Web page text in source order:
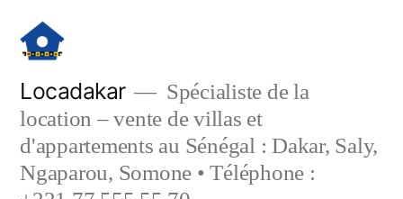
contenu
Locadakar
Spécialiste de la
location – vente de villas et
d'appartements au Sénégal : Dakar, Saly,
Ngaparou, Somone • Téléphone :